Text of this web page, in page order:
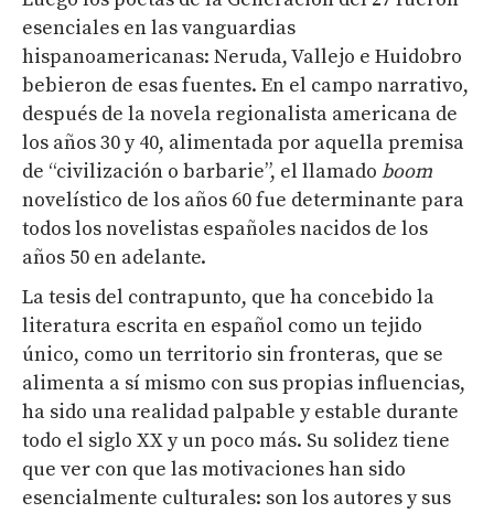
esenciales en las vanguardias
hispanoamericanas: Neruda, Vallejo e Huidobro
bebieron de esas fuentes. En el campo narrativo,
después de la novela regionalista americana de
los años 30 y 40, alimentada por aquella premisa
de “civilización o barbarie”, el llamado boom
novelístico de los años 60 fue determinante para
todos los novelistas españoles nacidos de los
años 50 en adelante.
La tesis del contrapunto, que ha concebido la
literatura escrita en español como un tejido
único, como un territorio sin fronteras, que se
alimenta a sí mismo con sus propias influencias,
ha sido una realidad palpable y estable durante
todo el siglo XX y un poco más. Su solidez tiene
que ver con que las motivaciones han sido
esencialmente culturales: son los autores y sus